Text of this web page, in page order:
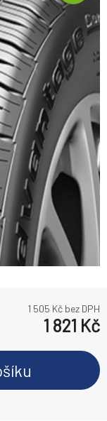
1 505 Kč bez DPH
1 821 Kč